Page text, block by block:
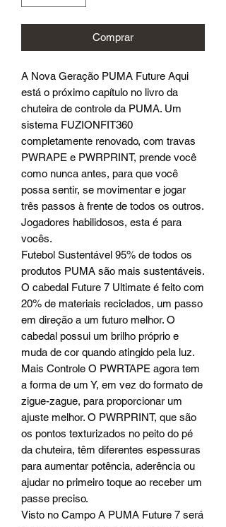
Comprar
A Nova Geração PUMA Future Aqui
está o próximo capítulo no livro da
chuteira de controle da PUMA. Um
sistema FUZIONFIT360
completamente renovado, com travas
PWRAPE e PWRPRINT, prende você
como nunca antes, para que você
possa sentir, se movimentar e jogar
três passos à frente de todos os outros.
Jogadores habilidosos, esta é para
vocês.
Futebol Sustentável 95% de todos os
produtos PUMA são mais sustentáveis.
O cabedal Future 7 Ultimate é feito com
20% de materiais reciclados, um passo
em direção a um futuro melhor. O
cabedal possui um brilho próprio e
muda de cor quando atingido pela luz.
Mais Controle O PWRTAPE agora tem
a forma de um Y, em vez do formato de
zigue-zague, para proporcionar um
ajuste melhor. O PWRPRINT, que são
os pontos texturizados no peito do pé
da chuteira, têm diferentes espessuras
para aumentar potência, aderência ou
ajudar no primeiro toque ao receber um
passe preciso.
Visto no Campo A PUMA Future 7 será